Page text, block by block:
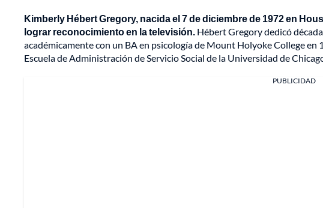
Kimberly Hébert Gregory, nacida el 7 de diciembre de 1972 en
lograr reconocimiento en la televisión. Hébert Gregory dedicó
académicamente con un BA en psicología de Mount Holyoke College
Escuela de Administración de Servicio Social de la Universidad de
PUBLICIDAD